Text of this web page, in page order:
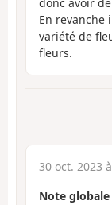
En revanche
variété de
fleurs.
30 oct. 2023
Note globale